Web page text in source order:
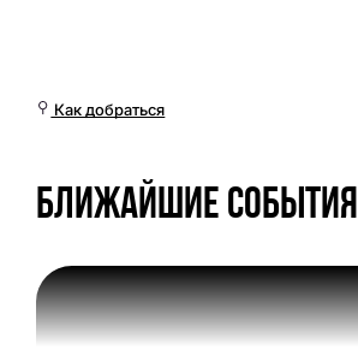
Как добраться
Ближайшие события